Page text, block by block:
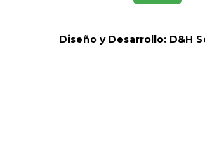
Diseño y Desarrollo: D&H